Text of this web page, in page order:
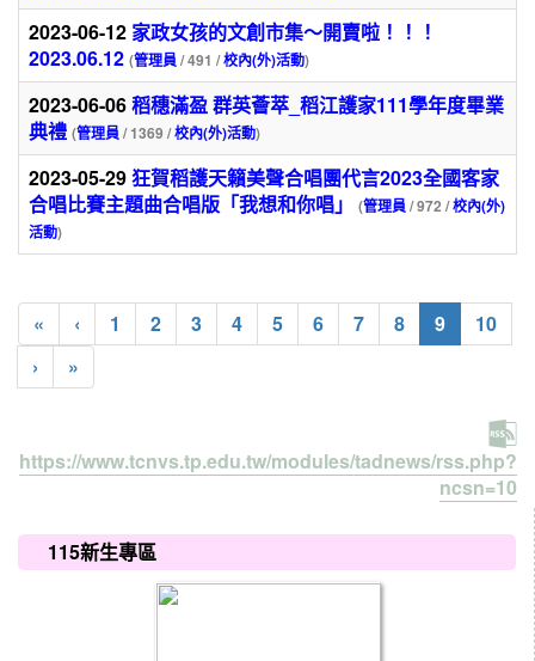
2023-06-12 家政女孩的文創市集～開賣啦！！！
2023.06.12 (管理員/ 491 /校內(外)活動)
2023-06-06稻穗滿盈 群英薈萃_稻江護家111學年度畢業
典禮 (管理員/ 1369 /校內(外)活動)
2023-05-29狂賀稻護天籟美聲合唱團代言2023全國客家
合唱比賽主題曲合唱版「我想和你唱」
(管理員/ 972 /校內(外)
活動)
« ‹ 1 2 3 4 5 6 7 8 9(current)
10
›
»
https://www.tcnvs.tp.edu.tw/modules/tadnews/rss.php?
ncsn=10
115新生專區